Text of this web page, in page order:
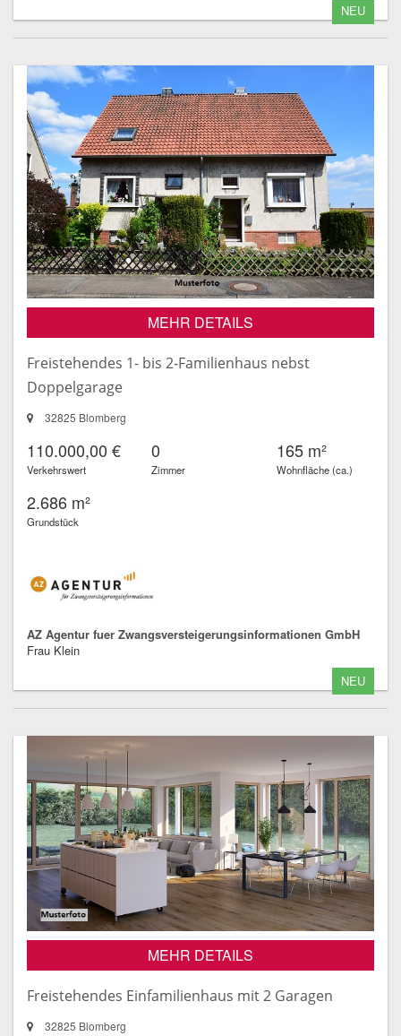
NEU
MEHR DETAILS
Freistehendes 1- bis 2-Familienhaus nebst
Doppelgarage
32825 Blomberg
110.000,00 €
Verkehrswert
0
Zimmer
165 m²
Wohnfläche (ca.)
2.686 m²
Grundstück
AZ Agentur fuer Zwangsversteigerungsinformationen GmbH
Frau Klein
NEU
MEHR DETAILS
Freistehendes Einfamilienhaus mit 2 Garagen
32825 Blomberg